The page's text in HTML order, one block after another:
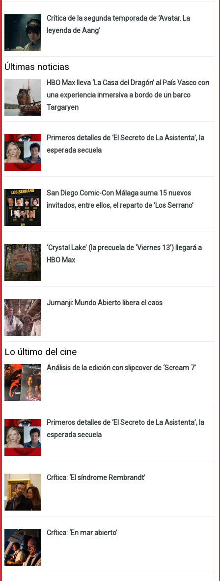
Crítica de la segunda temporada de ‘Avatar. La
leyenda de Aang’
Últimas noticias
HBO Max lleva ‘La Casa del Dragón’ al País Vasco con
una experiencia inmersiva a bordo de un barco
Targaryen
Primeros detalles de ‘El Secreto de La Asistenta’, la
esperada secuela
San Diego Comic-Con Málaga suma 15 nuevos
invitados, entre ellos, el reparto de ‘Los Serrano’
‘Crystal Lake’ (la precuela de ‘Viernes 13’) llegará a
HBO Max
Jumanji: Mundo Abierto libera el caos
Lo último del cine
Análisis de la edición con slipcover de ‘Scream 7’
Primeros detalles de ‘El Secreto de La Asistenta’, la
esperada secuela
Crítica: ‘El síndrome Rembrandt’
Crítica: ‘En mar abierto’